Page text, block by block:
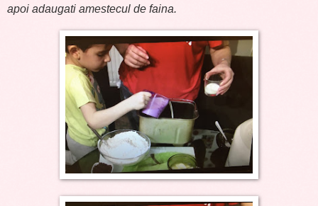
apoi adaugati amestecul de faina.